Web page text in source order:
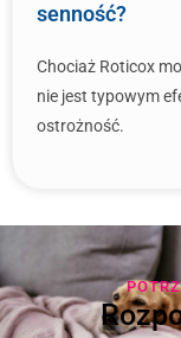
senność?
Chociaż Roticox
nie jest typowym
ostrożność.